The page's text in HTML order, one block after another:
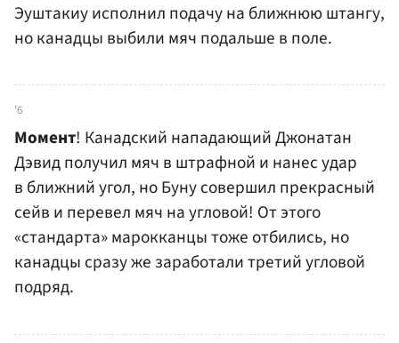
Эуштакиу исполнил подачу на ближнюю штангу,
но канадцы выбили мяч подальше в поле.
'6
Момент! Канадский нападающий Джонатан
Дэвид получил мяч в штрафной и нанес удар
в ближний угол, но Буну совершил прекрасный
сейв и перевел мяч на угловой! От этого
«стандарта» марокканцы тоже отбились, но
канадцы сразу же заработали третий угловой
подряд.